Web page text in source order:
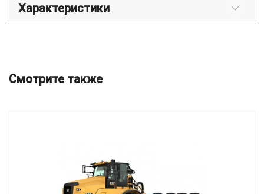
Характеристики
Смотрите также